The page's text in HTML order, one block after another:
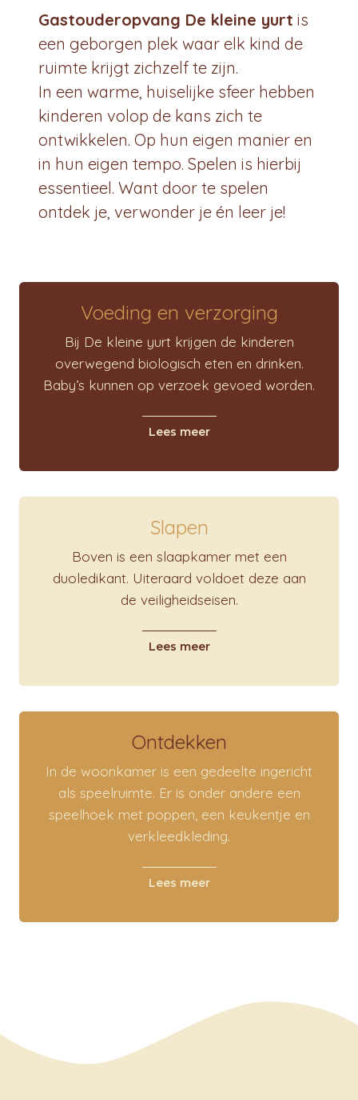
Gastouderopvang De kleine yurt is
een geborgen plek waar elk kind de
ruimte krijgt zichzelf te zijn.
In een warme, huiselijke sfeer hebben
kinderen volop de kans zich te
ontwikkelen. Op hun eigen manier en
in hun eigen tempo. Spelen is hierbij
essentieel. Want door te spelen
ontdek je, verwonder je én leer je!
Voeding en verzorging
Bij De kleine yurt krijgen de kinderen
overwegend biologisch eten en drinken.
Baby’s kunnen op verzoek gevoed worden.
Lees meer
Slapen
Boven is een slaapkamer met een
duoledikant. Uiteraard voldoet deze aan
de veiligheidseisen.
Lees meer
Ontdekken
In de woonkamer is een gedeelte ingericht
als speelruimte. Er is onder andere een
speelhoek met poppen, een keukentje en
verkleedkleding.
Lees meer